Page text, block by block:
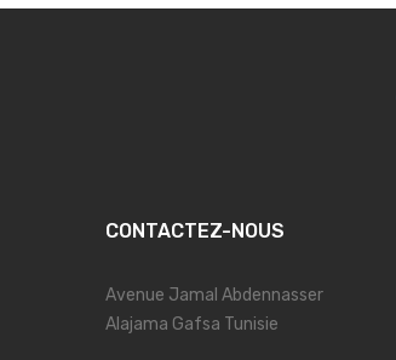
CONTACTEZ-NOUS
Avenue Jamal Abdennasser
Alajama Gafsa Tunisie